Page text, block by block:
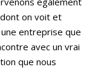
on voit et
entreprise que
avec un vrai
que nous